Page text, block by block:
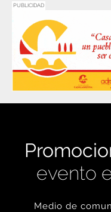
PUBLICIDAD
evento
Medio de